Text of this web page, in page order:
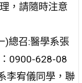
，請隨時注意
)總召:醫學系張
0900-628-08
李宥儀同學，聯